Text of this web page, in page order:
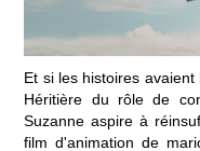
Et si les histoires
Héritière du rôle de
Suzanne aspire à
film d'animation de